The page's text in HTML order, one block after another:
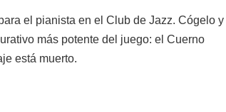
el pianista en el Club de Jazz. Cógelo y
más potente del juego: el Cuerno
está muerto.